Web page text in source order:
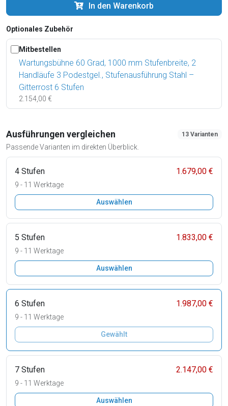
In den Warenkorb
Optionales Zubehör
Mitbestellen
Wartungsbühne 60 Grad, 1000 mm Stufenbreite, 2
Handläufe 3 Podestgel., Stufenausführung Stahl –
Gitterrost 6 Stufen
2.154,00 €
Ausführungen vergleichen
Passende Varianten im direkten Überblick.
13 Varianten
4 Stufen 1.679,00 €
9 - 11 Werktage
Auswählen
5 Stufen 1.833,00 €
9 - 11 Werktage
Auswählen
6 Stufen 1.987,00 €
9 - 11 Werktage
Gewählt
7 Stufen 2.147,00 €
9 - 11 Werktage
Auswählen